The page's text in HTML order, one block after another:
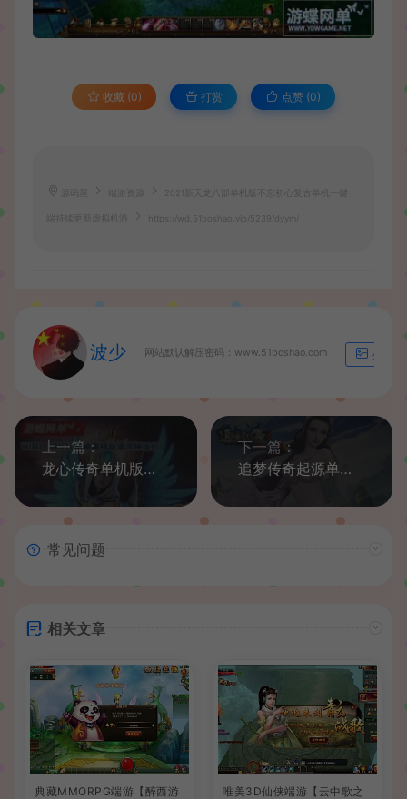
收藏 (0) 打赏 点赞 (0)
端游资源 2021新天龙八部单机版不忘初心复古单机一键
https://wd.51boshao.vip/5239/dyym/
波少 网站默认解压密码：www.51boshao.com 生成海
上一篇：
龙心传奇单机版稀有VM一键服务端修复商城画面堪比剑灵GM命令
下一篇：
追梦传奇起源单机版PC假人布莱尔女巫暗黑修仙三职业宠物系统
常见问题
相关文章
典藏MMORPG端游【醉西游
唯美3D仙侠端游【云中歌之